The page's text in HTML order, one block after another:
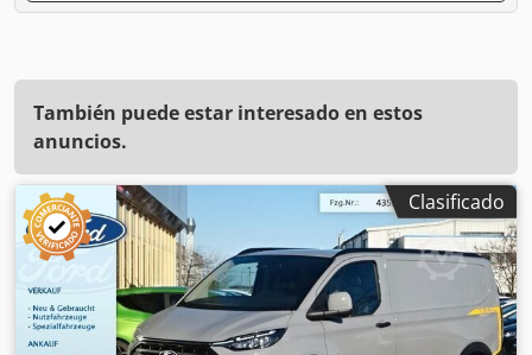
También puede estar interesado en estos
anuncios.
Clasificado